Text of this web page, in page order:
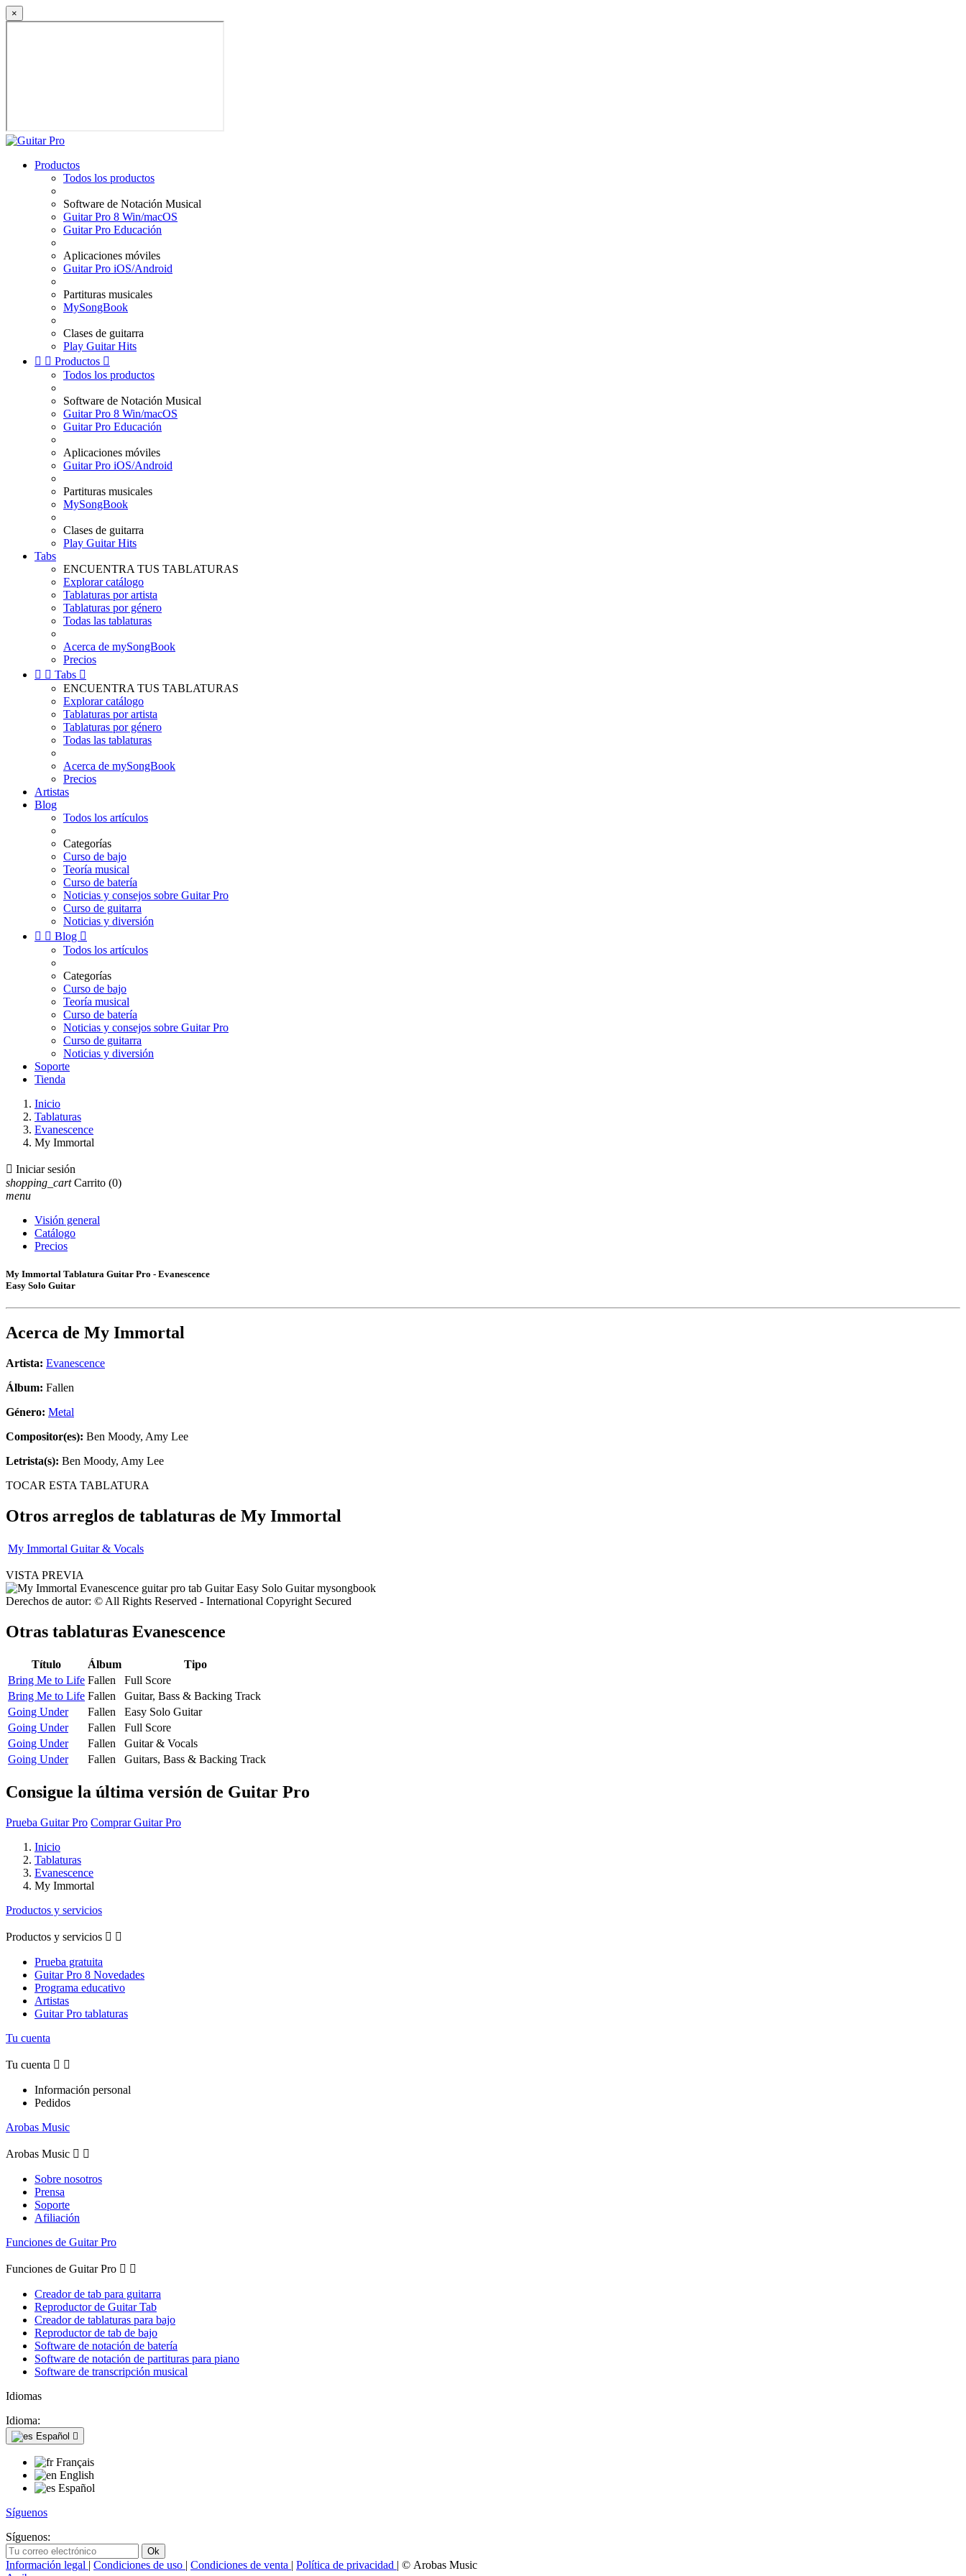
×
Productos
Todos los productos
Software de Notación Musical
Guitar Pro 8 Win/macOS
Guitar Pro Educación
Aplicaciones móviles
Guitar Pro iOS/Android
Partituras musicales
MySongBook
Clases de guitarra
Play Guitar Hits
  Productos 
Todos los productos
Software de Notación Musical
Guitar Pro 8 Win/macOS
Guitar Pro Educación
Aplicaciones móviles
Guitar Pro iOS/Android
Partituras musicales
MySongBook
Clases de guitarra
Play Guitar Hits
Tabs
ENCUENTRA TUS TABLATURAS
Explorar catálogo
Tablaturas por artista
Tablaturas por género
Todas las tablaturas
Acerca de mySongBook
Precios
  Tabs 
ENCUENTRA TUS TABLATURAS
Explorar catálogo
Tablaturas por artista
Tablaturas por género
Todas las tablaturas
Acerca de mySongBook
Precios
Artistas
Blog
Todos los artículos
Categorías
Curso de bajo
Teoría musical
Curso de batería
Noticias y consejos sobre Guitar Pro
Curso de guitarra
Noticias y diversión
  Blog 
Todos los artículos
Categorías
Curso de bajo
Teoría musical
Curso de batería
Noticias y consejos sobre Guitar Pro
Curso de guitarra
Noticias y diversión
Soporte
Tienda
Inicio
Tablaturas
Evanescence
My Immortal
 Iniciar sesión
shopping_cart Carrito (0)
menu
Visión general
Catálogo
Precios
My Immortal Tablatura Guitar Pro - Evanescence
Easy Solo Guitar
Acerca de My Immortal
Artista: Evanescence
Álbum: Fallen
Género: Metal
Compositor(es): Ben Moody, Amy Lee
Letrista(s): Ben Moody, Amy Lee
TOCAR ESTA TABLATURA
Otros arreglos de tablaturas de My Immortal
My Immortal Guitar & Vocals
VISTA PREVIA
Derechos de autor: © All Rights Reserved - International Copyright Secured
Otras tablaturas Evanescence
Título Álbum
Tipo
Bring Me to Life Fallen
Full Score
Bring Me to Life Fallen
Guitar, Bass & Backing Track
Going Under
Fallen
Easy Solo Guitar
Going Under
Fallen
Full Score
Going Under
Fallen
Guitar & Vocals
Going Under
Fallen Guitars, Bass & Backing Track
Consigue la última versión de Guitar Pro
Prueba Guitar Pro Comprar Guitar Pro
Inicio
Tablaturas
Evanescence
My Immortal
Productos y servicios
Productos y servicios  
Prueba gratuita
Guitar Pro 8 Novedades
Programa educativo
Artistas
Guitar Pro tablaturas
Tu cuenta
Tu cuenta  
Información personal
Pedidos
Arobas Music
Arobas Music  
Sobre nosotros
Prensa
Soporte
Afiliación
Funciones de Guitar Pro
Funciones de Guitar Pro  
Creador de tab para guitarra
Reproductor de Guitar Tab
Creador de tablaturas para bajo
Reproductor de tab de bajo
Software de notación de batería
Software de notación de partituras para piano
Software de transcripción musical
Idiomas
Idioma:
Español 
Français
English
Español
Síguenos
Síguenos:
Información legal | Condiciones de uso | Condiciones de venta | Política de privacidad | © Arobas Music